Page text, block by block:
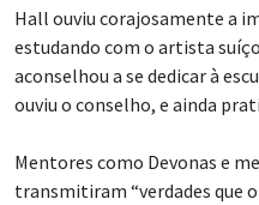
Hall ouviu corajosamente a
estudando com o artista
aconselhou a se dedicar à
ouviu o conselho, e ainda
Mentores como Devonas e
transmitiram “verdades que